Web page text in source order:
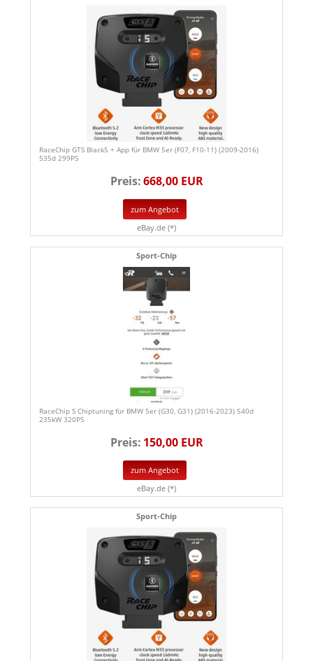
RaceChip GTS Black5 + App für BMW 5er (F07, F10-11) (2009-2016)
535d 299PS
Preis:668,00 EUR
zum Angebot
eBay.de (*)
Sport-Chip
RaceChip S Chiptuning für BMW 5er (G30, G31) (2016-2023) 540d
235kW 320PS
Preis: 150,00 EUR
zum Angebot
eBay.de (*)
Sport-Chip